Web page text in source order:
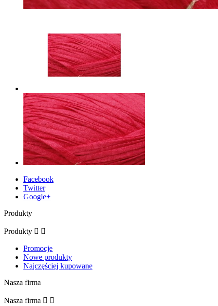
Facebook
Twitter
Google+
Produkty
Produkty  
Promocje
Nowe produkty
Najczęściej kupowane
Nasza firma
Nasza firma  